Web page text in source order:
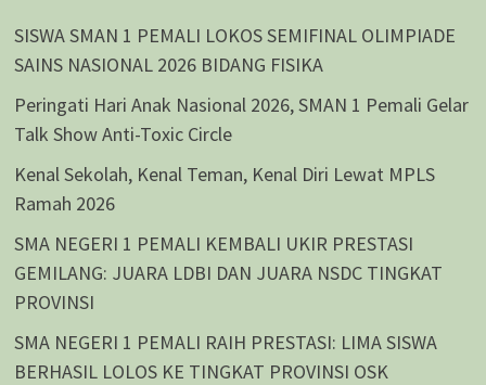
SISWA SMAN 1 PEMALI LOKOS SEMIFINAL OLIMPIADE
SAINS NASIONAL 2026 BIDANG FISIKA
Peringati Hari Anak Nasional 2026, SMAN 1 Pemali Gelar
Talk Show Anti-Toxic Circle
Kenal Sekolah, Kenal Teman, Kenal Diri Lewat MPLS
Ramah 2026
SMA NEGERI 1 PEMALI KEMBALI UKIR PRESTASI
GEMILANG: JUARA LDBI DAN JUARA NSDC TINGKAT
PROVINSI
SMA NEGERI 1 PEMALI RAIH PRESTASI: LIMA SISWA
BERHASIL LOLOS KE TINGKAT PROVINSI OSK